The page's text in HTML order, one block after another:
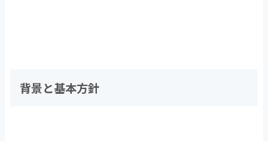
背景と基本方針